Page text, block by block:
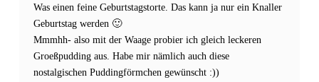
Was einen feine Geburtstagstorte. Das kann ja nur ein Knaller
Geburtstag werden 🙂
Mmmhh- also mit der Waage probier ich gleich leckeren
Groeßpudding aus. Habe mir nämlich auch diese
nostalgischen Puddingförmchen gewünscht :))